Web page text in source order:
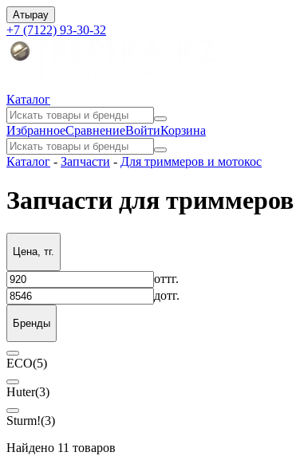
Атырау
+7 (7122) 93-30-32
Каталог
ИзбранноеСравнениеВойтиКорзина
Каталог - Запчасти - Для триммеров и мотокос
Запчасти для
Цена, тг.
оттг.
дотг.
Бренды
ECO(5)
Huter(3)
Sturm!(3)
Найдено 11 товаров